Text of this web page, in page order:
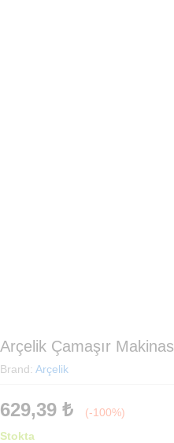
Arçelik Çamaşır
Brand: Arçelik
629,39 ₺
(-100%)
Stokta